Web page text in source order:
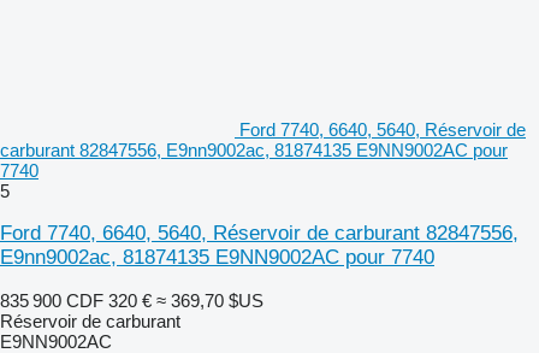
Ford 7740, 6640, 5640, Réservoir de
carburant 82847556, E9nn9002ac, 81874135 E9NN9002AC pour
7740
5
Ford 7740, 6640, 5640, Réservoir de carburant 82847556,
E9nn9002ac, 81874135 E9NN9002AC pour 7740
835 900 CDF 320 € ≈ 369,70 $US
Réservoir de carburant
E9NN9002AC